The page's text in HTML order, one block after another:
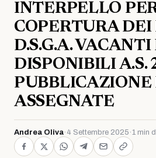
INTERPELLO
COPERTURA DEI
D.S.G.A. VACANTI
DISPONIBILI A.S.
PUBBLICAZIONE
ASSEGNATE
Andrea Oliva· 4 Settembre 2025 ·1 min